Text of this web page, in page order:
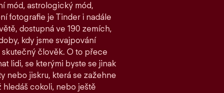
mód, astrologický mód,
fotografie je Tinder i nadále
dostupná ve 190 zemích,
kdy jsme svajpování
člověk. O to přece
lidi, se kterými byste se jinak
nebo jiskru, která se zažehne
cokoli, nebo ještě